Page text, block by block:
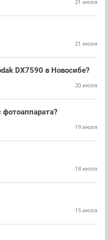
21 июля
21 июля
DX7590 в Новосибе?
20 июля
фотоаппарата?
19 июля
18 июля
15 июля